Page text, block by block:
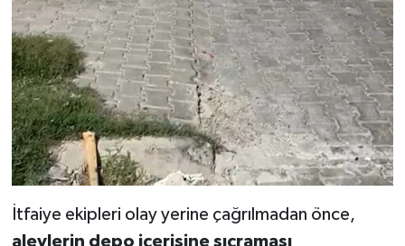
İtfaiye ekipleri olay yerine çağrılmadan önce,
alevlerin depo içerisine sıçraması